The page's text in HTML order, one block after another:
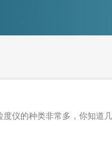
度仪的种类非常多，你知道